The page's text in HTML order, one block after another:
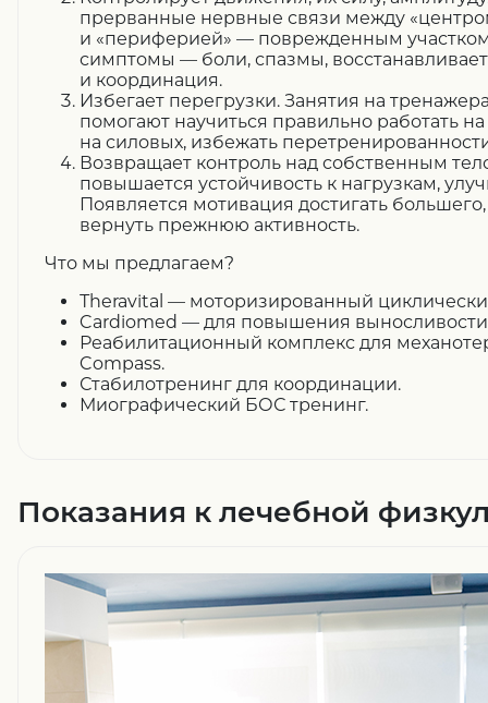
прерванные нервные связи между
и «периферией» — поврежденным
симптомы — боли, спазмы,
и координация.
Избегает перегрузки. Занятия на
помогают научиться правильно работать
на силовых, избежать
Возвращает контроль над собственным
повышается устойчивость к нагрузкам,
Появляется мотивация достигать
вернуть прежнюю активность.
Что мы предлагаем?
Тheravital — моторизированный
Cardiomed — для повышения
Реабилитационный комплекс для
Compass.
Стабилотренинг для координации.
Миографический БОС тренинг.
Показания к лечебной